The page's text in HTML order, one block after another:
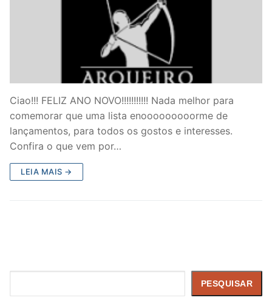
Ciao!!! FELIZ ANO NOVO!!!!!!!!!!! Nada melhor para
comemorar que uma lista enooooooooorme de
lançamentos, para todos os gostos e interesses.
Confira o que vem por…
LEIA MAIS →
PESQUISAR